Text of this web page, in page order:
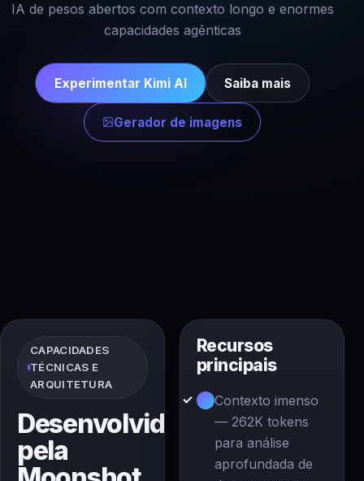
IA de pesos abertos com contexto longo e enormes
capacidades agênticas
Experimentar Kimi AI Saiba mais
Gerador de imagens
CAPACIDADES
TÉCNICAS E
ARQUITETURA
Desenvolvido
pela
Recursos
principais
Contexto imenso
— 262K tokens
para análise
aprofundada de